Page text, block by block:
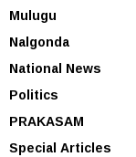
Mulugu
Nalgonda
National News
Politics
PRAKASAM
Special Articles